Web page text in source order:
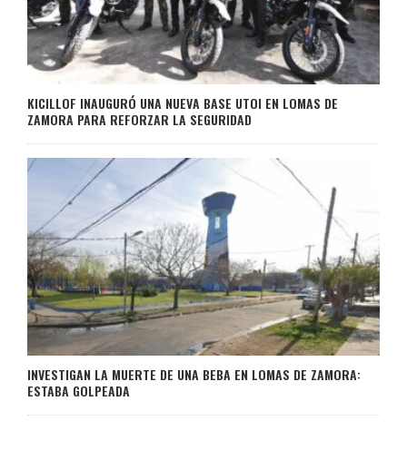
KICILLOF INAUGURÓ UNA NUEVA BASE UTOI EN LOMAS DE
ZAMORA PARA REFORZAR LA SEGURIDAD
INVESTIGAN LA MUERTE DE UNA BEBA EN LOMAS DE ZAMORA:
ESTABA GOLPEADA